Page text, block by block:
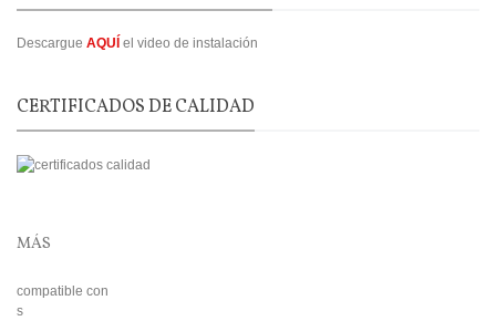
Descargue AQUÍ el video de instalación
CERTIFICADOS DE CALIDAD
MÁS
compatible con
s